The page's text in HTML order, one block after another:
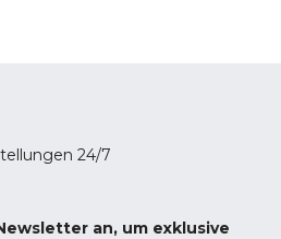
24/7
an, um exklusive